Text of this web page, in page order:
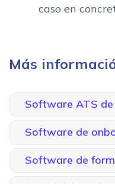
caso en
Más
Software ATS
Software de
Software de